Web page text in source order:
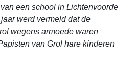
een school in Lichtenvoorde
werd vermeld dat de
wegens armoede waren
van Grol hare kinderen